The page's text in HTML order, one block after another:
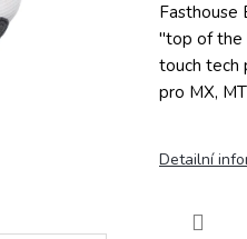
Fasthouse
"top of the
touch tech
pro MX,
Detailní